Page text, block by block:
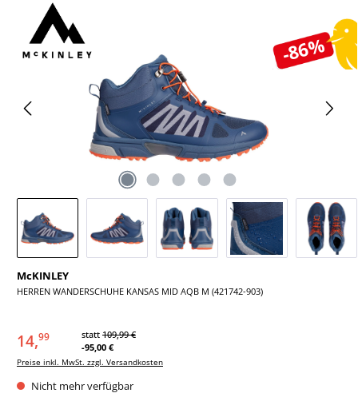
-86%
Bildergalerie überspringen
McKINLEY
HERREN WANDERSCHUHE KANSAS MID AQB M (421742-903)
14,99 statt 109,99 €
-95,00 €
Preise inkl. MwSt. zzgl. Versandkosten
Nicht mehr verfügbar